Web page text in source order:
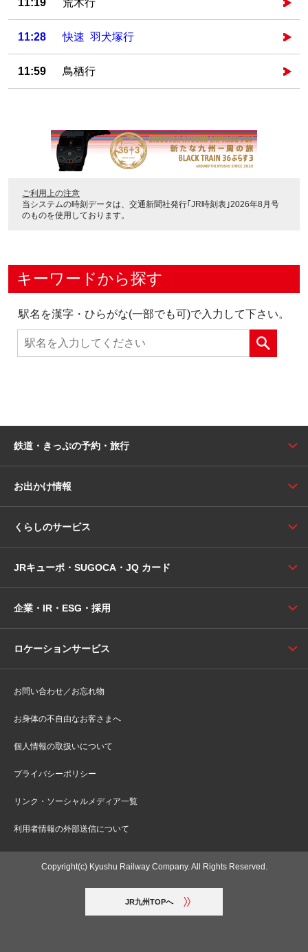
11:28 快速 羽犬塚行
11:59 鳥栖行
ご利用上の注意
当システムの時刻データは、 交通新聞社発行｢JR時刻表｣2026年8月号
のものを使用しております。
キーワードから探す
駅名を漢字・ひらがな(一部でも可)で入力して下さい。
鉄道・きっぷの予約・旅行
お出かけ情報
くらしのサービス
JRキューポ・SUGOCA・JQ カード
企業・IR・ESG・採用
ロケーションサービス
お問い合わせ／お忘れ物
お身体の不自由なお客さまへ
個人情報の取扱いについて
プライバシーポリシー
リンク・ソーシャルメディア一覧
利用者情報の外部送信について
Copyright(c) Kyushu Railway Company. All Rights Reserved.
JR九州TOPへ